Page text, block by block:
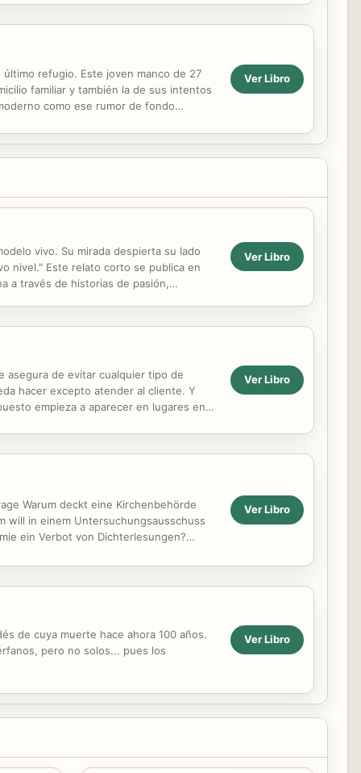
refugio. Este joven manco de 27
familiar y también la de sus intentos
como ese rumor de fondo
Ver Libro
vivo. Su mirada despierta su lado
nivel." Este relato corto se publica en
a través de historias de pasión,
Ver Libro
asegura de evitar cualquier tipo de
hacer excepto atender al cliente. Y
empieza a aparecer en lugares en
Ver Libro
Warum deckt eine Kirchenbehörde
will in einem Untersuchungsausschuss
ein Verbot von Dichterlesungen?
Ver Libro
de cuya muerte hace ahora 100 años.
pero no solos... pues los
Ver Libro